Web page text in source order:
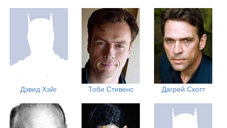
Дэвид Хэйг Тоби Стивенс Дагрей Скотт